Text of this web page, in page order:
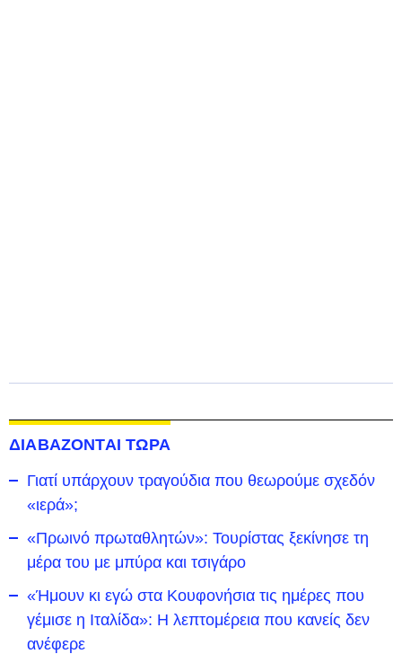
ΔΙΑΒΑΖΟΝΤΑΙ ΤΩΡΑ
Γιατί υπάρχουν τραγούδια που θεωρούμε σχεδόν
«ιερά»;
«Πρωινό πρωταθλητών»: Τουρίστας ξεκίνησε τη
μέρα του με μπύρα και τσιγάρο
«Ήμουν κι εγώ στα Κουφονήσια τις ημέρες που
γέμισε η Ιταλίδα»: Η λεπτομέρεια που κανείς δεν
ανέφερε